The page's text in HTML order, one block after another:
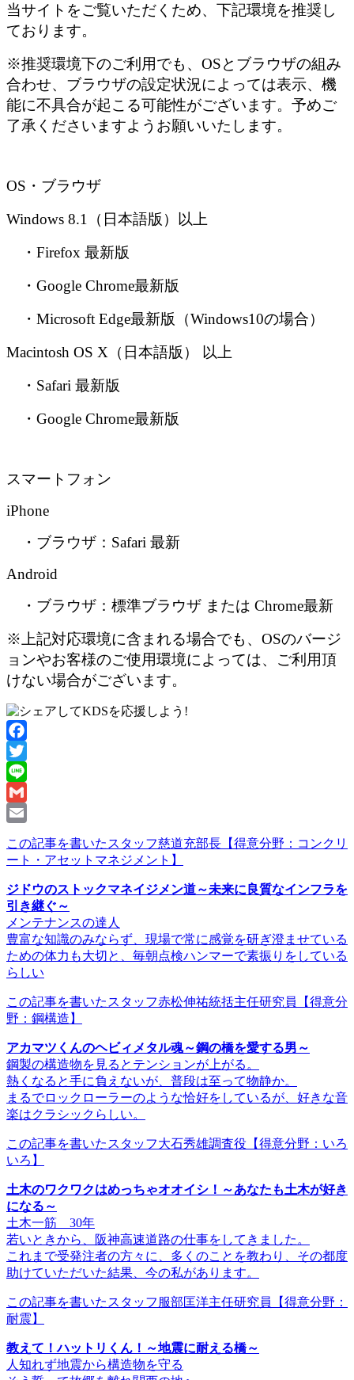
当サイトをご覧いただくため、下記環境を推奨し
ております。
※推奨環境下のご利用でも、OSとブラウザの組み
合わせ、ブラウザの設定状況によっては表示、機
能に不具合が起こる可能性がございます。 予めご
了承くださいますようお願いいたします。
OS・ブラウザ
Windows 8.1（日本語版）以上
・Firefox 最新版
・Google Chrome最新版
・Microsoft Edge最新版（Windows10の場合）
Macintosh OS X（日本語版） 以上
・Safari 最新版
・Google Chrome最新版
スマートフォン
iPhone
・ブラウザ：Safari 最新
Android
・ブラウザ：標準ブラウザ または Chrome最新
※上記対応環境に含まれる場合でも、OSのバージ
ョンやお客様のご使用環境によっては、 ご利用頂
けない場合がございます。
Facebook
Twitter
Line
Gmail
この記事を書いたスタッフ慈道充部長 【得意分野：コンクリ
ート・アセットマネジメント】
ジドウのストックマネイジメン道～未来に良質なインフラを
引き継ぐ～
メンテナンスの達人
豊富な知識のみならず、現場で常に感覚を研ぎ澄ませている
ための体力も大切と、毎朝点検ハンマーで素振りをしている
らしい
この記事を書いたスタッフ赤松伸祐統括主任研究員
【得意分
野：鋼構造】
アカマツくんのヘビィメタル魂～鋼の橋を愛する男～
鋼製の構造物を見るとテンションが上がる。
熱くなると手に負えないが、普段は至って物静か。
まるでロックローラーのような恰好をしているが、好きな音
楽はクラシックらしい。
この記事を書いたスタッフ大石秀雄調査役 【得意分野：いろ
いろ】
土木のワクワクはめっちゃオオイシ！～あなたも土木が好き
になる～
土木一筋 30年
若いときから、阪神高速道路の仕事をしてきました。
これまで受発注者の方々に、多くのことを教わり、その都度
助けていただいた結果、今の私があります。
この記事を書いたスタッフ 服部匡洋主任研究員
【得意分野：
耐震】
教えて！ハットリくん！～地震に耐える橋～
人知れず地震から構造物を守る